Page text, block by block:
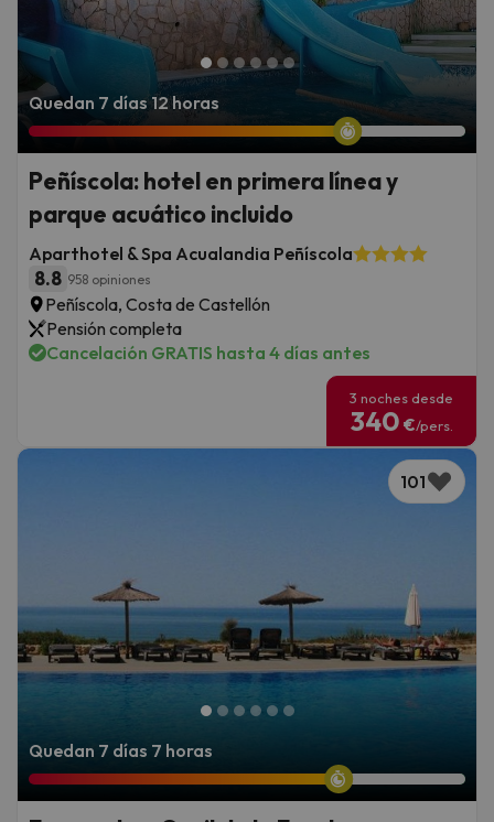
Quedan 7 días 12 horas
Peñíscola: hotel en primera línea y
parque acuático incluido
Aparthotel & Spa Acualandia Peñíscola
8.8 958 opiniones
Peñíscola, Costa de Castellón
Pensión completa
Cancelación GRATIS hasta 4 días antes
3 noches desde
340 €/pers.
Quedan 7 días 7 horas
101